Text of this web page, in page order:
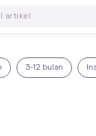
Baca Selanjutnya
3-12 bulan